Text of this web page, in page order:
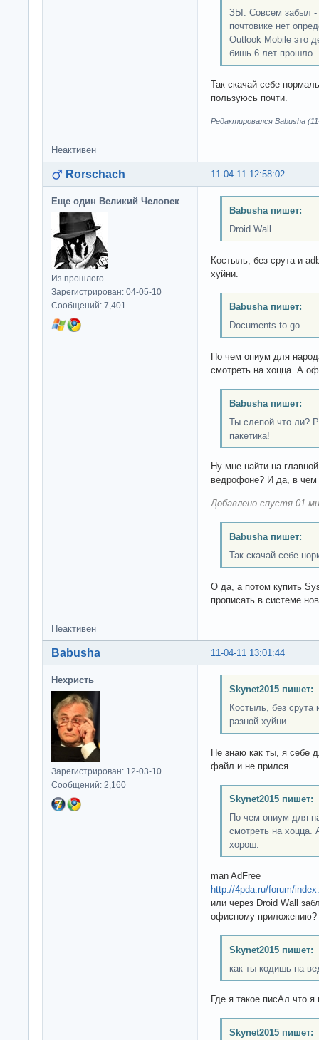
ЗЫ. Совсем забыл -
почтовике нет
Outlook Mobile это
бишь 6 лет прошло.
Так скачай себе
пользуюсь почти.
Редактировался Babusha
Неактивен
11-04-11 12:58:02
Rorschach
Еще один Великий Человек
Из прошлого
Зарегистрирован: 04-05-10
Сообщений: 7,401
Babusha пишет:
Droid Wall
Костыль, без срута и
хуйни.
Babusha пишет:
Documents to go
По чем опиум для
смотреть на хоцца. А
Babusha пишет:
Ты слепой что ли?
пакетика!
Ну мне найти на
ведрофоне? И да, в чем
Добавлено спустя 01
Babusha пишет:
Так скачай себе
О да, а потом купить
прописать в системе
Неактивен
11-04-11 13:01:44
Babusha
Нехристь
Зарегистрирован: 12-03-10
Сообщений: 2,160
Skynet2015 пишет:
Костыль, без срута
разной хуйни.
Не знаю как ты, я себе
файл и не прился.
Skynet2015 пишет:
По чем опиум для
смотреть на хоцца.
хорош.
man AdFree
http://4pda.ru/forum/
или через Droid Wall
офисному приложению?
Skynet2015 пишет:
как ты кодишь на
Где я такое писАл что
Skynet2015 пишет: